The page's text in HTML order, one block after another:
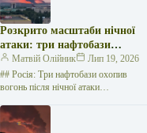
Розкрито масштаби нічної
атаки: три нафтобази
палають у Ставрополі –
OSINT-аналіз
Матвій Олійник
Лип 19, 2026
## Росія: Три нафтобази охопив
вогонь після нічної атаки
головної державної санітарної лікарки
області Надії Оперчук…